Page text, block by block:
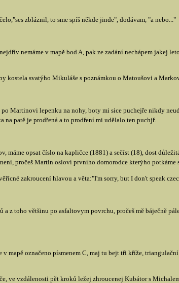
zbláznil, to sme spíš někde jinde", dodávam, "a nebo..."
nemáme v mapě bod A, pak ze zadání nechápem jakej
kostela svatýho Mikuláše s poznámkou o Matoušovi a
Martinovi lepenku na nohy, boty mi sice puchejře nikdy
patě je prodřená a to prodření mi udělalo ten puchjř.
máme opsat číslo na kapličce (1881) a sečíst (18), dost
pročeš Martin osloví prvního domorodce kterýho
zakroucení hlavou a věta:"I'm sorry, but I don't speak
a z toho většinu po asfaltovym povrchu, pročeš mě báječně
v mapě označeno písmenem C, maj tu bejt tři kříže,
ve vzdálenosti pět kroků ležej zhroucenej Kubátor s